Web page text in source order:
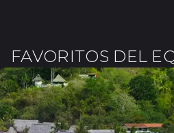
FAVORITOS DEL